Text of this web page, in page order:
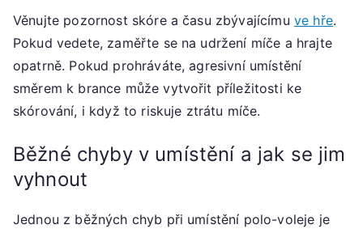
Věnujte pozornost skóre a času zbývajícímu ve hře.
Pokud vedete, zaměřte se na udržení míče a hrajte
opatrně. Pokud prohráváte, agresivní umístění
směrem k brance může vytvořit příležitosti ke
skórování, i když to riskuje ztrátu míče.
Běžné chyby v umístění a jak se jim
vyhnout
Jednou z běžných chyb při umístění polo-voleje je